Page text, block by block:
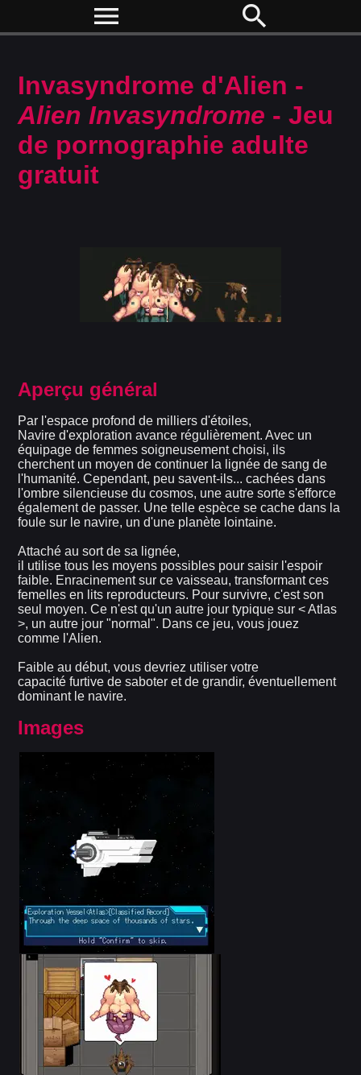
menu search
Invasyndrome d'Alien -
Alien Invasyndrome - Jeu
de pornographie adulte
gratuit
Aperçu général
Par l'espace profond de milliers d'étoiles,
Navire d'explorationavance régulièrement. Avec un
équipage de femmes soigneusement choisi, ils
cherchent un moyen de continuer la lignée de sang de
l'humanité. Cependant, peu savent-ils... cachées dans
l'ombre silencieuse du cosmos, une autre sorte s'efforce
également de passer. Une telle espèce se cache dans la
foule sur le navire, und'une planète lointaine.
Attaché au sort de sa lignée,
il utilise tous les moyens possibles pour saisir l'espoir
faible. Enracinement sur ce vaisseau, transformant ces
femelles en lits reproducteurs. Pour survivre, c'est son
seul moyen. Ce n'est qu'un autre jour typique sur < Atlas
>, un autre jour "normal". Dans ce jeu, vous jouez
comme l'Alien.
Faible au début, vous devriez utiliser votre
capacité furtive de saboter et de grandir, éventuellement
dominant le navire.
Images